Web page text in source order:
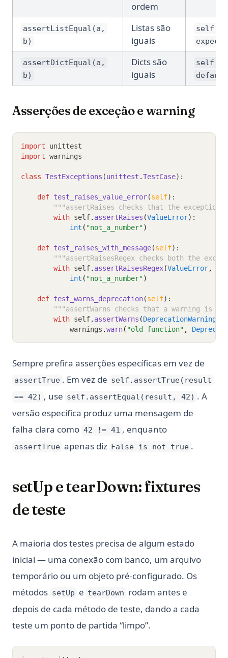
ordem
assertListEqual(a,
b)
Listas são
iguais
assertDictEqual(a,
b)
Dicts são
iguais
Asserções de exceção e warning
import unittest
import warnings
class TestExceptions (unittest .TestCase):
def test_raises_value_error(self):
"""assertRaises checks that the
with self. assertRaises (ValueError):
int ( "not_a_number")
def test_raises_with_message(self):
"""assertRaisesRegex checks both the
with self. assertRaisesRegex(ValueError,
int ( "not_a_number")
def test_warns_deprecation(self):
"""assertWarns checks that a warning is
with self. assertWarns (DeprecationWarning
            warnings
.warn( "old function" ,
Sempre prefira asserções específicas em vez de
assertTrue . Em vez de self.assertTrue(result
== 42) , use self.assertEqual(result, 42) . A
versão específica produz uma mensagem de
falha clara como 42 != 41 , enquanto
assertTrue apenas diz False is not true .
setUp e tearDown: fixtures
de teste
A maioria dos testes precisa de algum estado
inicial — uma conexão com banco, um arquivo
temporário ou um objeto pré-configurado. Os
métodos setUp e tearDown rodam antes e
depois de cada método de teste, dando a cada
teste um ponto de partida “limpo”.